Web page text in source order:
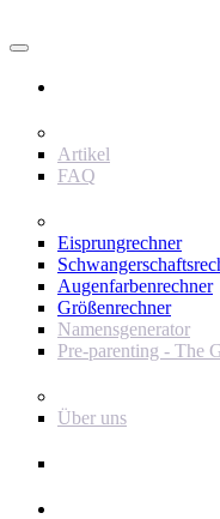
Artikel
FAQ
Eisprungrechner
Augenfarbenrechner
Größenrechner
Namensgenerator
Pre-parenting - The
Über uns